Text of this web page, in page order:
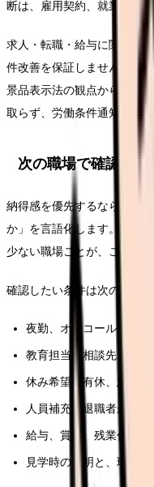
断は、雇用契約、就業規則
求人・転職・給与に関する
件改善を保証しません。求
景品表示法の観点から、断
取らず、労働条件通知書や
次の職場で確認する
納得感を優先するなら、求
か」を言語化します。制度
少ない職場ことが、このテ
確認したい条件は次の通りで
夜勤、オンコール、残
教育担当、相談先、フ
休み希望、有休、急な休
人員補充、退職者が出た
給与、賞与、残業代、昇
見学時の説明と、現場